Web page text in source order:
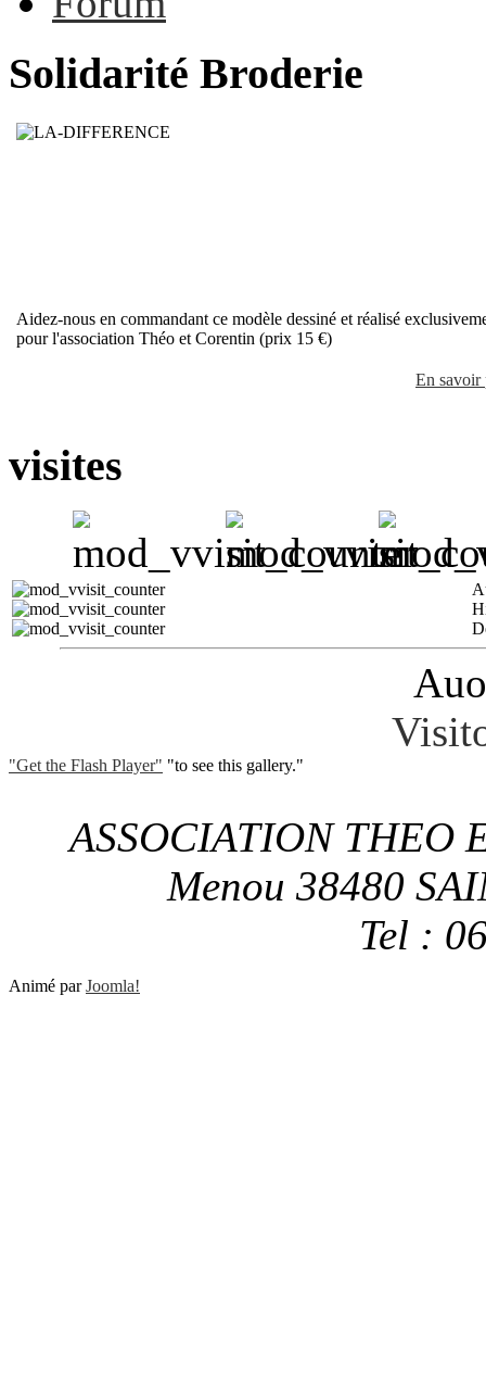
Solidarité Broderie
Aidez-nous en commandant ce modèle dessiné et réalisé
pour l'association Théo et Corentin (prix 15 €)
En savoir
visites
"Get the Flash Player" "to see this gallery."
ASSOCIATION THEO
Menou 38480
Tel :
Animé parJoomla!